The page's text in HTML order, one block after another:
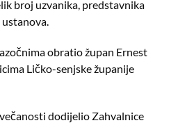
broj uzvanika, predstavnika
obratio župan Ernest
Ličko-senjske županije
dodijelio Zahvalnice